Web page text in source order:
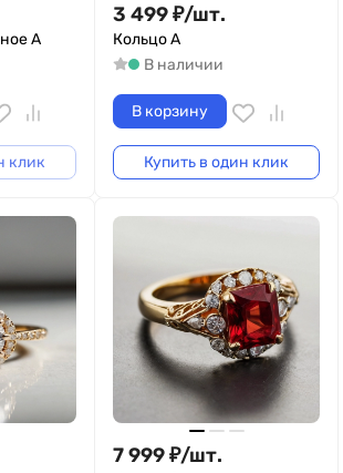
A
клик
3 499₽/шт.
Кольцо A
В наличии
В корзину
Купить в один клик
7 999₽/шт.